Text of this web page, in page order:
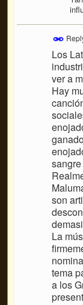
Los
ver a
Hay
son
La
tema
a los